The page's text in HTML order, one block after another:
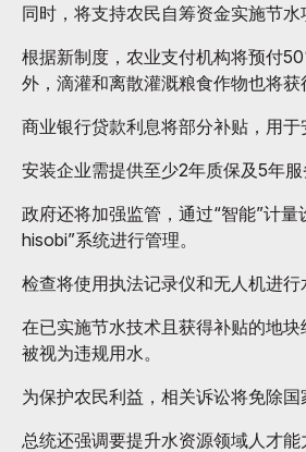
同时，将支持农民自筹资金实施节水
根据新制度，农业支付机构将预付
外，滴灌和离散灌溉粮食作物也将获
商业银行贷款利息将部分补贴，用于
安装企业需提供至少2年质保及5年服
政府还将加强监管，通过“智能”计量
hisobi”系统进行管理。
检查将使用执法记录仪和无人机进行
在已实施节水技术且获得补贴的地
被视为违规用水。
为保护农民利益，相关诉讼将免除国
总统还强调要提升水资源领域人才能